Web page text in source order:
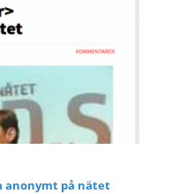
anonymt på nätet